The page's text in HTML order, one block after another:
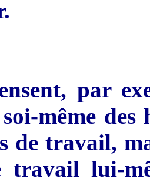
par
même
de travail,
travail lui-